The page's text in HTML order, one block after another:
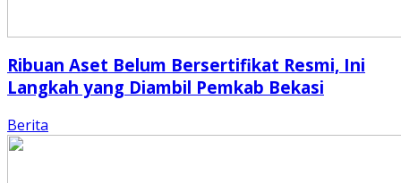
Ribuan Aset Belum Bersertifikat Resmi, Ini
Langkah yang Diambil Pemkab Bekasi
Berita